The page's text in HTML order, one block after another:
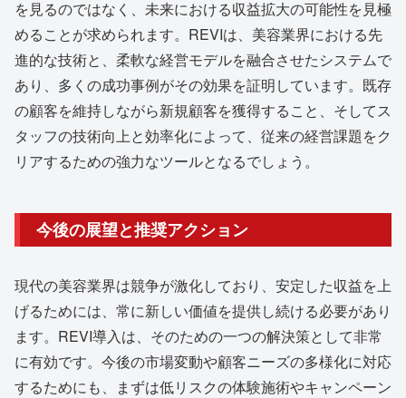
を見るのではなく、未来における収益拡大の可能性を見極
めることが求められます。REVIは、美容業界における先
進的な技術と、柔軟な経営モデルを融合させたシステムで
あり、多くの成功事例がその効果を証明しています。既存
の顧客を維持しながら新規顧客を獲得すること、そしてス
タッフの技術向上と効率化によって、従来の経営課題をク
リアするための強力なツールとなるでしょう。
今後の展望と推奨アクション
現代の美容業界は競争が激化しており、安定した収益を上
げるためには、常に新しい価値を提供し続ける必要があり
ます。REVI導入は、そのための一つの解決策として非常
に有効です。今後の市場変動や顧客ニーズの多様化に対応
するためにも、まずは低リスクの体験施術やキャンペーン